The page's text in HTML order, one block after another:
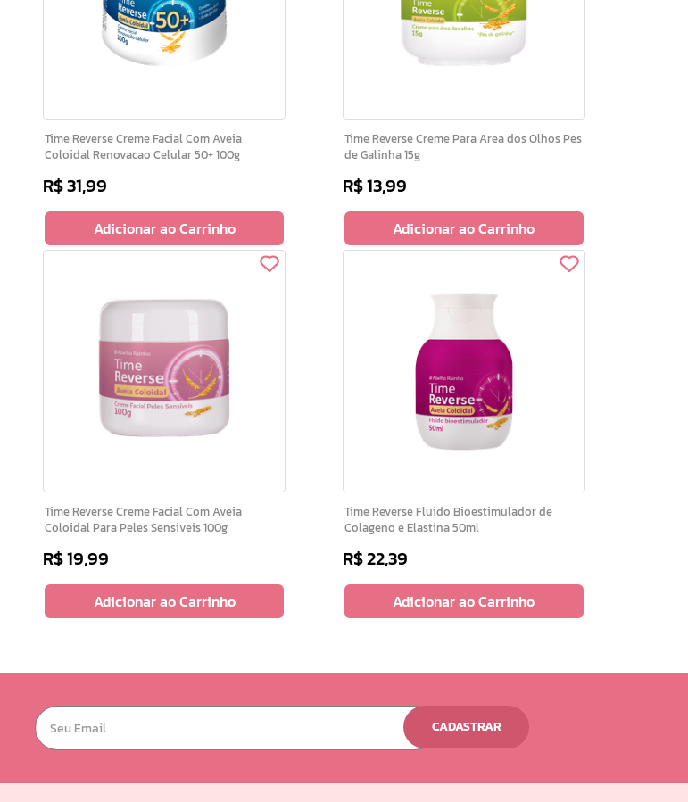
Time Reverse Creme Facial Com Aveia
Coloidal Renovacao Celular 50+ 100g
R$31,99
Adicionar ao Carrinho
Time Reverse Creme Para Area dos Olhos Pes
de Galinha 15g
R$13,99
Adicionar ao Carrinho
Time Reverse Creme Facial Com Aveia
Coloidal Para Peles Sensiveis 100g
R$19,99
Adicionar ao Carrinho
Time Reverse Fluido Bioestimulador de
Colageno e Elastina 50ml
R$22,39
Adicionar ao Carrinho
CADASTRAR